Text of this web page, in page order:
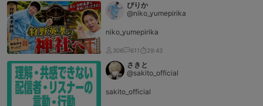
ぴりか
@niko_yumepirika
niko_yumepirika
306 611 29:43
さきと
@sakito_official
sakito_official